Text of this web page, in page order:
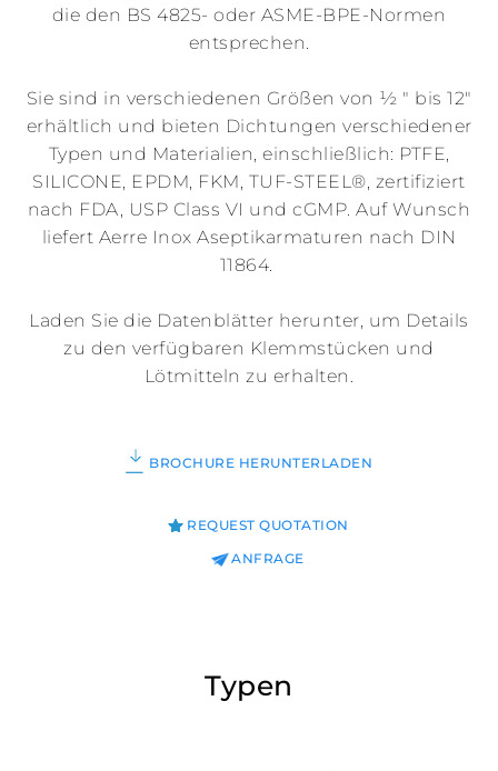
die den BS 4825- oder ASME-BPE-Normen
entsprechen.
Sie sind in verschiedenen Größen von ½ " bis 12"
erhältlich und bieten Dichtungen verschiedener
Typen und Materialien, einschließlich: PTFE,
SILICONE, EPDM, FKM, TUF-STEEL®, zertifiziert
nach FDA, USP Class VI und cGMP. Auf Wunsch
liefert Aerre Inox Aseptikarmaturen nach DIN
11864.
Laden Sie die Datenblätter herunter, um Details
zu den verfügbaren Klemmstücken und
Lötmitteln zu erhalten.
BROCHURE HERUNTERLADEN
REQUEST QUOTATION
ANFRAGE
Typen